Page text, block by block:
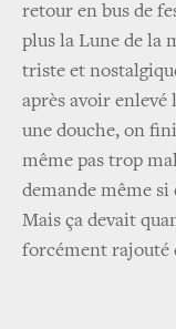
retour en bus de
plus la Lune de la
triste et
après avoir
une douche, on
même pas trop
demande même si
Mais ça devait
forcément rajouté